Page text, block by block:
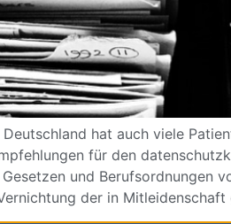
hat auch viele
für den
und Berufsordnungen
der in